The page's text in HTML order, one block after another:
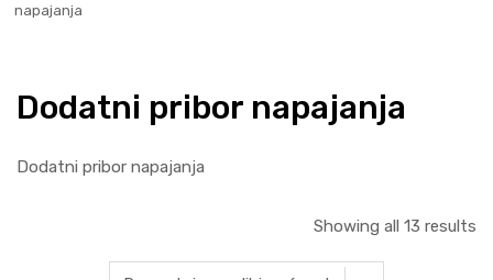
napajanja
Dodatni pribor napajanja
Dodatni pribor napajanja
Showing all 13 results